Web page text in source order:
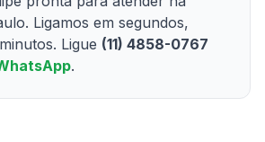
Ligamos em segundos,
Ligue (11) 4858-0767
.